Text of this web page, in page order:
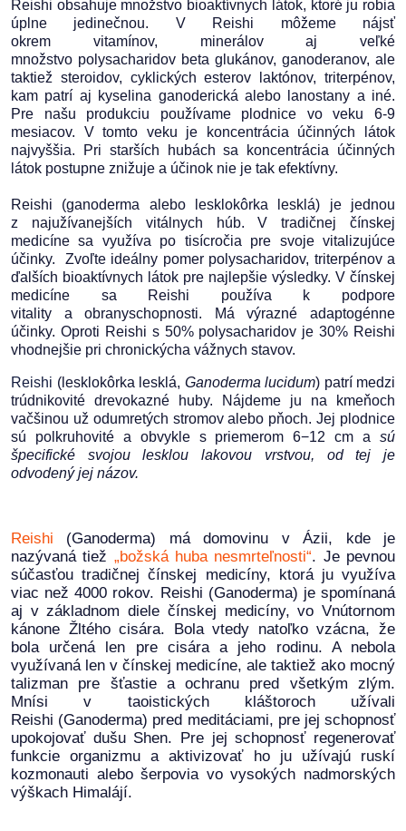
Reishi obsahuje množstvo bioaktívnych látok, ktoré ju robia
úplne jedinečnou. V Reishi môžeme nájsť
okrem vitamínov, minerálovaj veľké
množstvo polysacharidov beta glukánov, ganoderanov, ale
taktiež steroidov, cyklických esterov laktónov, triterpénov,
kam patrí aj kyselina ganoderická alebo lanostany a iné.
Pre našu produkciu používame plodnice vo veku 6-9
mesiacov. V tomto veku je koncentrácia účinných látok
najvyššia. Pri starších hubách sa koncentrácia účinných
látok postupne znižuje a účinok nie je tak efektívny.
Reishi (ganoderma alebo lesklokôrka lesklá) je jednou
z najužívanejších vitálnych húb. V tradičnej čínskej
medicíne sa využíva po tisícročia pre svojevitalizujúce
účinky. Zvoľte ideálny pomer polysacharidov, triterpénov a
ďalších bioaktívnych látok pre najlepšie výsledky. V čínskej
medicíne sa Reishi používa k podpore
vitality aobranyschopnosti. Má výrazné adaptogénne
účinky. Oproti Reishi s 50% polysacharidov je 30% Reishi
vhodnejšie pri chronickýcha vážnych stavov.
Reishi (lesklokôrka lesklá, Ganoderma lucidum) patrí medzi
trúdnikovité drevokazné huby. Nájdeme ju na kmeňoch
vačšinou už odumretých stromov alebo pňoch. Jej plodnice
sú polkruhovité a obvykle s priemerom 6−12 cm a sú
špecifické svojou lesklou lakovou vrstvou, od tej je
odvodený jej názov.
Reishi
(Ganoderma) má domovinu v Ázii, kde je
nazývaná tiež „božská huba nesmrteľnosti“. Je pevnou
súčasťou tradičnej čínskej medicíny, ktorá ju využíva
viac než 4000 rokov. Reishi (Ganoderma) je spomínaná
aj v základnom diele čínskej medicíny, vo Vnútornom
kánone Žltého cisára. Bola vtedy natoľko vzácna, že
bola určená len pre cisára a jeho rodinu. A nebola
využívaná len v čínskej medicíne, ale taktiež ako mocný
talizman pre šťastie a ochranu pred všetkým zlým.
Mnísi v taoistických kláštoroch užívali
Reishi (Ganoderma) pred meditáciami, pre jej schopnosť
upokojovať dušu Shen. Pre jej schopnosť regenerovať
funkcie organizmu a aktivizovať ho ju užívajú ruskí
kozmonauti alebo šerpovia vo vysokých nadmorských
výškach Himalájí.